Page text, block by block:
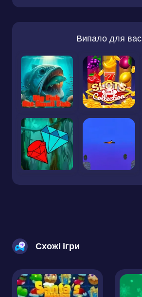
Випало для вас
Схожі ігри